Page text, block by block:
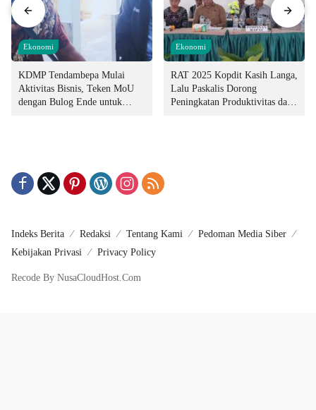
Ekonomi
KDMP Tendambepa Mulai
Aktivitas Bisnis, Teken MoU
dengan Bulog Ende untuk
Ekonomi
RAT 2025 Kopdit Kasih Langa,
Lalu Paskalis Dorong
Peningkatan Produktivitas dan
Indeks Berita Redaksi Tentang Kami
Pedoman Media Siber
Kebijakan Privasi
Privacy Policy
Recode By NusaCloudHost.Com